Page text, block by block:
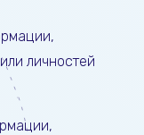
личностей